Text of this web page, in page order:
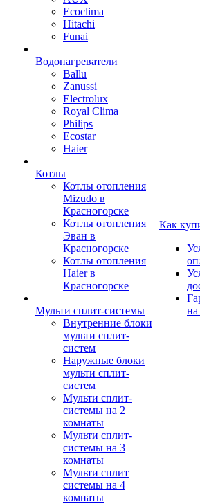
Ecoclima
Hitachi
Funai
Водонагреватели
Ballu
Zanussi
Electrolux
Royal Clima
Philips
Ecostar
Haier
Котлы
Котлы отопления
Mizudo в
Красногорске
Котлы отопления
Эван в
Красногорске
Котлы отопления
Haier в
Красногорске
Мульти сплит-системы
Внутренние блоки
мульти сплит-
систем
Наружные блоки
мульти сплит-
систем
Мульти сплит-
системы на 2
комнаты
Мульти сплит-
системы на 3
комнаты
Мульти сплит
системы на 4
комнаты
Как
на